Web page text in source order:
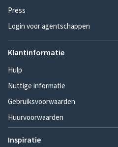
Press
Login voor agentschappen
Klantinformatie
Hulp
Nuttige informatie
Gebruiksvoorwaarden
Huurvoorwaarden
Inspiratie